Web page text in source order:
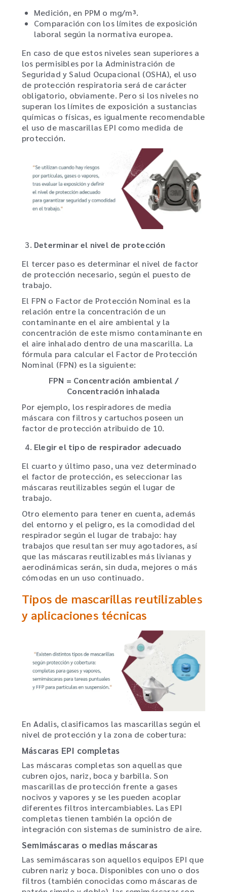
Medición, en PPM o mg/m³.
Comparación con los límites de exposición
laboral según la normativa europea.
En caso de que estos niveles sean superiores a
los permisibles por la Administración de
Seguridad y Salud Ocupacional (OSHA), el uso
de protección respiratoria será de carácter
obligatorio, obviamente. Pero si los niveles no
superan los límites de exposición a sustancias
químicas o físicas, es igualmente recomendable
el uso de mascarillas EPI como medida de
protección.
Determinar el nivel de protección
El tercer paso es determinar el nivel de factor
de protección necesario, según el puesto de
trabajo.
El FPN o Factor de Protección Nominal es la
relación entre la concentración de un
contaminante en el aire ambiental y la
concentración de este mismo contaminante en
el aire inhalado dentro de una mascarilla. La
fórmula para calcular el Factor de Protección
Nominal (FPN) es la siguiente:
FPN = Concentración ambiental /
Concentración inhalada
Por ejemplo, los respiradores de media
máscara con filtros y cartuchos poseen un
factor de protección atribuido de 10.
Elegir el tipo de respirador adecuado
El cuarto y último paso, una vez determinado
el factor de protección, es seleccionar las
máscaras reutilizables según el lugar de
trabajo.
Otro elemento para tener en cuenta, además
del entorno y el peligro, es la comodidad del
respirador según el lugar de trabajo: hay
trabajos que resultan ser muy agotadores, así
que las máscaras reutilizables más livianas y
aerodinámicas serán, sin duda, mejores o más
cómodas en un uso continuado.
Tipos de mascarillas reutilizables
y aplicaciones técnicas
En Adalis, clasificamos las mascarillas según el
nivel de protección y la zona de cobertura:
Máscaras EPI completas
Las máscaras completas son aquellas que
cubren ojos, nariz, boca y barbilla. Son
mascarillas de protección frente a gases
nocivos y vapores y se les pueden acoplar
diferentes filtros intercambiables. Las EPI
completas tienen también la opción de
integración con sistemas de suministro de aire.
Semimáscaras o medias máscaras
Las semimáscaras son aquellos equipos EPI que
cubren nariz y boca. Disponibles con uno o dos
filtros (también conocidas como máscaras de